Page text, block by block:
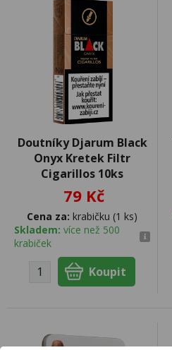
Doutníky Djarum Black
Onyx Kretek Filtr
Cigarillos 10ks
79 Kč
Cena za: krabičku (1 ks)
Skladem: více než 500
krabiček